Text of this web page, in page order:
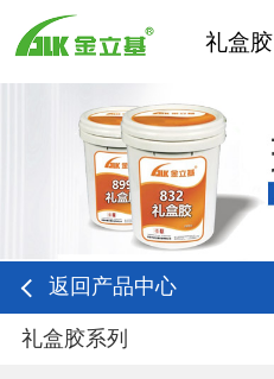
礼盒胶
返回产品中心
礼盒胶系列